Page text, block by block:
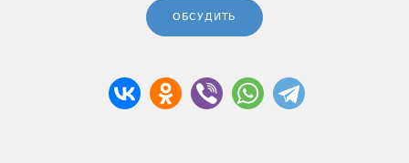
ОБСУДИТЬ